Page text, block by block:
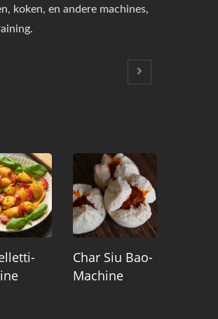
koken, en andere machines,
Char Siu Bao-
Machine